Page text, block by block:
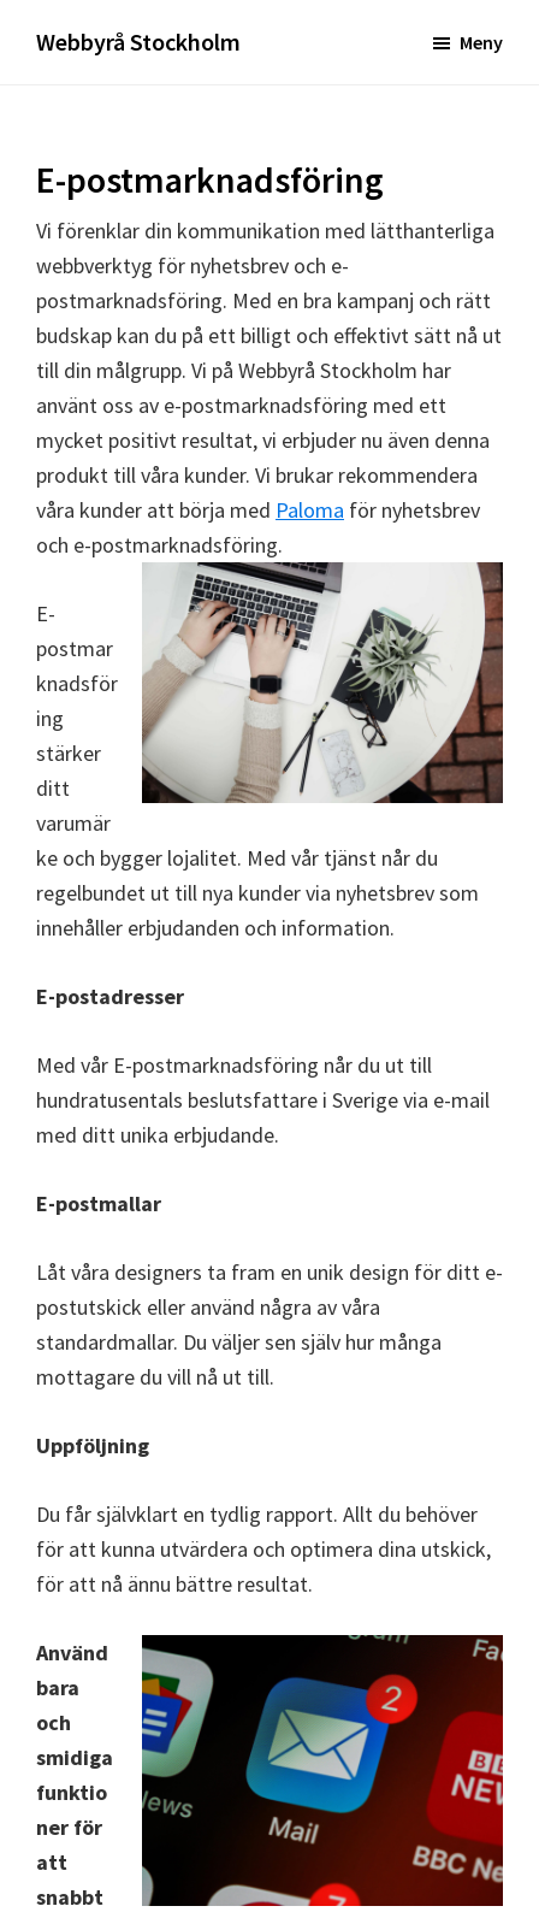
Webbyrå Stockholm Meny
E-postmarknadsföring
Vi förenklar din kommunikation med lätthanterliga
webbverktyg för nyhetsbrev och e-
postmarknadsföring. Med en bra kampanj och rätt
budskap kan du på ett billigt och effektivt sätt nå ut
till din målgrupp. Vi på Webbyrå Stockholm har
använt oss av e-postmarknadsföring med ett
mycket positivt resultat, vi erbjuder nu även denna
produkt till våra kunder. Vi brukar rekommendera
våra kunder att börja med Paloma för nyhetsbrev
och e-postmarknadsföring.
E-
postmar
knadsför
ing
stärker
ditt
varumär
ke och bygger lojalitet. Med vår tjänst når du
regelbundet ut till nya kunder via nyhetsbrev som
innehåller erbjudanden och information.
E-postadresser
Med vår E-postmarknadsföring når du ut till
hundratusentals beslutsfattare i Sverige via e-mail
med ditt unika erbjudande.
E-postmallar
Låt våra designers ta fram en unik design för ditt e-
postutskick eller använd några av våra
standardmallar. Du väljer sen själv hur många
mottagare du vill nå ut till.
Uppföljning
Du får självklart en tydlig rapport. Allt du behöver
för att kunna utvärdera och optimera dina utskick,
för att nå ännu bättre resultat.
Använd
bara
och
smidiga
funktio
ner för
att
snabbt